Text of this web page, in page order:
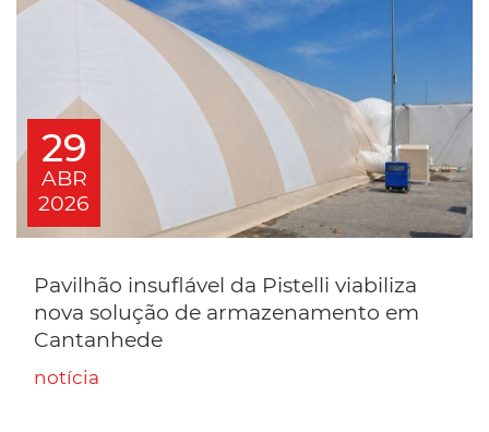
29
ABR
2026
Pavilhão insuflável da Pistelli viabiliza
nova solução de armazenamento em
Cantanhede
notícia